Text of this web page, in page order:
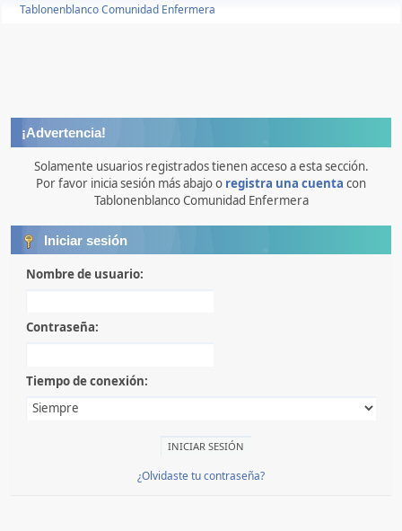
Tablonenblanco Comunidad Enfermera
¡Advertencia!
Solamente usuarios registrados tienen acceso a esta sección.
Por favor inicia sesión más abajo o registra una cuenta con
Tablonenblanco Comunidad Enfermera
Iniciar sesión
Nombre de usuario:
Contraseña:
Tiempo de conexión:
¿Olvidaste tu contraseña?